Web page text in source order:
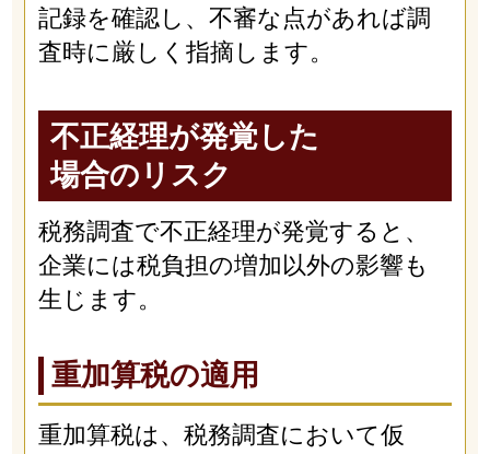
記録を確認し、不審な点があれば調
査時に厳しく指摘します。
不正経理が発覚した
場合のリスク
税務調査で不正経理が発覚すると、
企業には税負担の増加以外の影響も
生じます。
重加算税の適用
重加算税は、税務調査において仮